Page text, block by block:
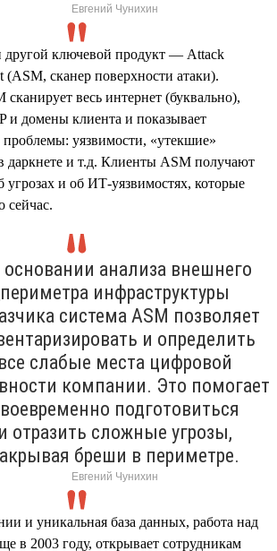
Евгений Чунихин
другой ключевой продукт — Attack
(ASM, сканер поверхности атаки).
весь интернет (буквально),
и домены клиента и показывает
уязвимости, «утекшие»
даркнете и т.д. Клиенты ASM получают
угрозах и об ИТ-уязвимостях, которые
сейчас.
основании анализа внешнего
периметра инфраструктуры
система ASM позволяет
и определить
все слабые места цифровой
компании. Это помогает
подготовиться
и отразить сложные угрозы,
бреши в периметре.
Евгений Чунихин
и уникальная база данных, работа над
в 2003 году, открывает сотрудникам